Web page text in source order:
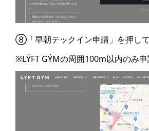
⑧「早朝テックイン申請」を押して
※LÝFT GÝMの周囲100m以内のみ申